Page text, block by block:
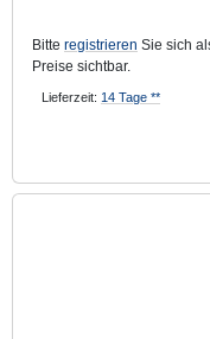
Bitte registrieren Sie sich
Preise sichtbar.
Lieferzeit: 14 Tage **